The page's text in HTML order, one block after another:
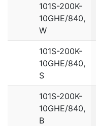
101S-200K-
10GHE/840,
W
101S-200K-
10GHE/840,
S
101S-200K-
10GHE/840,
B